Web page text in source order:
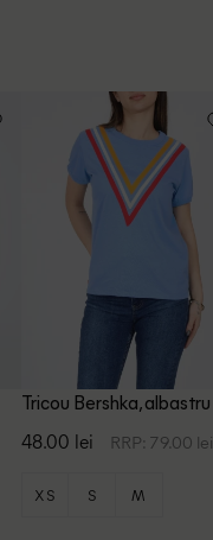
Tricou Bershka, albastru
48.00 lei RRP: 79.00 lei
XS S M